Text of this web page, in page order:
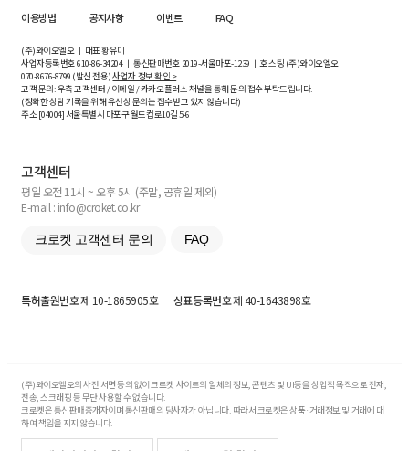
이용방법
공지사항 이벤트 FAQ
(주)와이오엘오 ㅣ 대표 황유미
사업자등록번호610-86-34204ㅣ 통신판매번호 2019-서울마포-1239 ㅣ 호스팅 (주)와이오엘오
070-8676-8799 (발신 전용)사업자 정보 확인 >
고객 문의: 우측 고객센터 / 이메일 / 카카오플러스 채널을 통해 문의 접수 부탁드립니다.
(정확한 상담 기록을 위해 유선상 문의는 접수받고 있지 않습니다)
주소 [04004] 서울특별시 마포구 월드컵로10길5-6
고객센터
평일 오전 11시 ~ 오후 5시 (주말, 공휴일 제외)
E-mail : info@croket.co.kr
크로켓 고객센터 문의 FAQ
특허출원번호제 10-1865905호 상표등록번호제 40-1643898호
(주)와이오엘오의 사전 서면 동의 없이 크로켓 사이트의 일체의 정보, 콘텐츠 및 UI등을 상업적 목적으로 전재,
전송, 스크래핑 등 무단 사용할 수 없습니다.
크로켓은 통신판매중개자이며 통신판매의 당사자가 아닙니다. 따라서 크로켓은 상품·거래정보 및 거래에 대
하여 책임을 지지 않습니다.